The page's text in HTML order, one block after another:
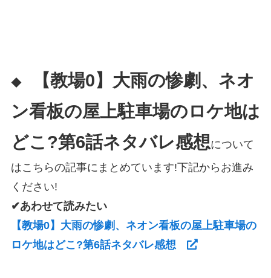
◆
【教場0】大雨の惨劇、ネオ
ン看板の屋上駐車場のロケ地は
どこ?第6話ネタバレ感想について
はこちらの記事にまとめています!下記からお進み
ください!
✔あわせて読みたい
【教場0】大雨の惨劇、ネオン看板の屋上駐車場の
ロケ地はどこ?第6話ネタバレ感想